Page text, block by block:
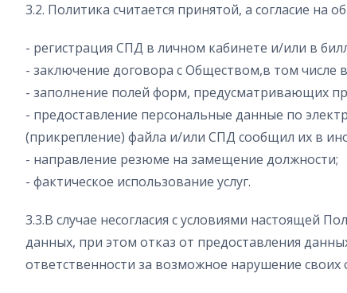
3.2. Политика считается принятой, а согласие
- регистрация СПД в личном кабинете и/или в
- заключение договора с Обществом,в том числе
- заполнение полей форм, предусматривающих
- предоставление персональные данные по
(прикрепление) файла и/или СПД сообщил их в
- направление резюме на замещение должности;
- фактическое использование услуг.
3.3.В случае несогласия с условиями настоящей
данных, при этом отказ от предоставления
ответственности за возможное нарушение